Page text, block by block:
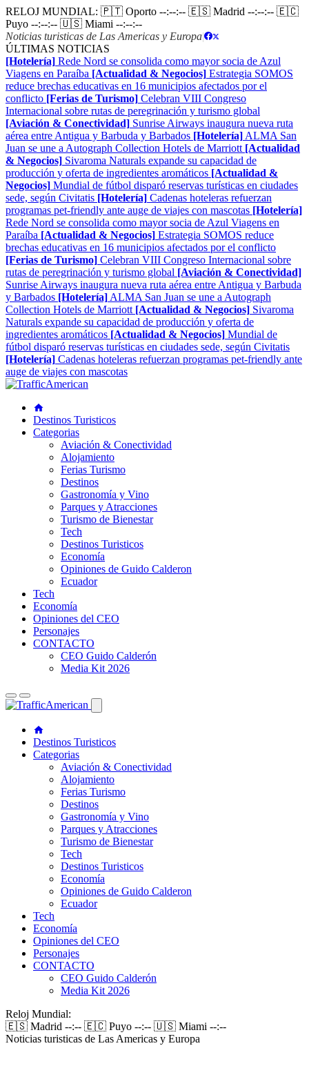
RELOJ MUNDIAL: 🇵🇹 Oporto --:--:-- 🇪🇸 Madrid --:--:-- 🇪🇨
Puyo --:--:-- 🇺🇸 Miami --:--:--
Noticias turisticas de Las Americas y Europa|
ÚLTIMAS NOTICIAS
[Hotelería] Rede Nord se consolida como mayor socia de Azul
Viagens en Paraíba [Actualidad & Negocios] Estrategia SOMOS
reduce brechas educativas en 16 municipios afectados por el
conflicto [Ferias de Turismo] Celebran VIII Congreso
Internacional sobre rutas de peregrinación y turismo global
[Aviación & Conectividad] Sunrise Airways inaugura nueva ruta
aérea entre Antigua y Barbuda y Barbados [Hotelería] ALMA San
Juan se une a Autograph Collection Hotels de Marriott [Actualidad
& Negocios] Sivaroma Naturals expande su capacidad de
producción y oferta de ingredientes aromáticos [Actualidad &
Negocios] Mundial de fútbol disparó reservas turísticas en ciudades
sede, según Civitatis [Hotelería] Cadenas hoteleras refuerzan
programas pet-friendly ante auge de viajes con mascotas [Hotelería]
Rede Nord se consolida como mayor socia de Azul Viagens en
Paraíba [Actualidad & Negocios] Estrategia SOMOS reduce
brechas educativas en 16 municipios afectados por el conflicto
[Ferias de Turismo] Celebran VIII Congreso Internacional sobre
rutas de peregrinación y turismo global [Aviación & Conectividad]
Sunrise Airways inaugura nueva ruta aérea entre Antigua y Barbuda
y Barbados [Hotelería] ALMA San Juan se une a Autograph
Collection Hotels de Marriott [Actualidad & Negocios] Sivaroma
Naturals expande su capacidad de producción y oferta de
ingredientes aromáticos [Actualidad & Negocios] Mundial de
fútbol disparó reservas turísticas en ciudades sede, según Civitatis
[Hotelería] Cadenas hoteleras refuerzan programas pet-friendly ante
auge de viajes con mascotas
Destinos Turisticos
Categorias
Aviación & Conectividad
Alojamiento
Ferias Turismo
Destinos
Gastronomía y Vino
Parques y Atracciones
Turismo de Bienestar
Tech
Destinos Turisticos
Economía
Opiniones de Guido Calderon
Ecuador
Tech
Economía
Opiniones del CEO
Personajes
CONTACTO
CEO Guido Calderón
Media Kit 2026
Destinos Turisticos
Categorias
Aviación & Conectividad
Alojamiento
Ferias Turismo
Destinos
Gastronomía y Vino
Parques y Atracciones
Turismo de Bienestar
Tech
Destinos Turisticos
Economía
Opiniones de Guido Calderon
Ecuador
Tech
Economía
Opiniones del CEO
Personajes
CONTACTO
CEO Guido Calderón
Media Kit 2026
Reloj Mundial:
🇪🇸 Madrid --:-- 🇪🇨 Puyo --:-- 🇺🇸 Miami --:--
Noticias turisticas de Las Americas y Europa